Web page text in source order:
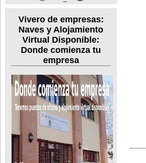
Vivero de empresas:
Naves y Alojamiento
Virtual Disponible:
Donde comienza tu
empresa